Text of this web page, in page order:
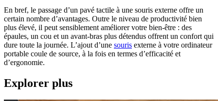
En bref, le passage d’un pavé tactile à une souris externe offre un
certain nombre d’avantages. Outre le niveau de productivité bien
plus élevé, il peut sensiblement améliorer votre bien-être : des
épaules, un cou et un avant-bras plus détendus offrent un confort qui
dure toute la journée. L’ajout d’une souris externe à votre ordinateur
portable coule de source, à la fois en termes d’efficacité et
d’ergonomie.
Explorer plus